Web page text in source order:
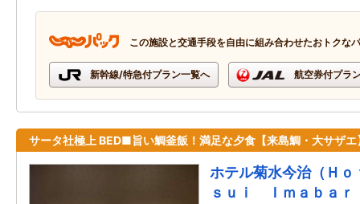
この施設と交通手段を自由に組み合わせたおトクな
新幹線/特急付プラン一覧へ 航空券付プラ
サータ社極上 BED■旨い鯛釜飯！満足な夕食【来島鯛・大サザエ
ホテル菊水今治（Ｈ
ｓｕｉ Ｉｍａｂａｒ